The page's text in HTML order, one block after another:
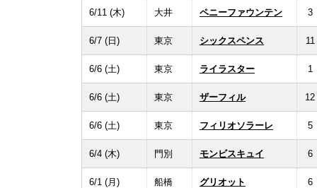
6/11 (木) 大井 ペニーファウンテン 3
6/7 (日) 東京 シックスペンス 11
6/6 (土) 東京 ライラスター 1
6/6 (土) 東京 ザーフィル 12
6/6 (土) 東京 フィリオソラーレ 5
6/4 (木) 門別 モンビスキュイ 6
6/1 (月) 船橋 グリオット 6